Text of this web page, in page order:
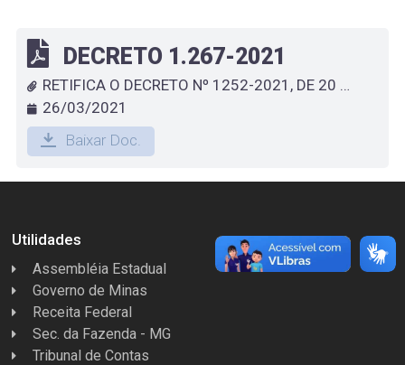
DECRETO 1.267-2021
RETIFICA O DECRETO Nº 1252-2021, DE 20 DE FEVERERIRO DE 2021
26/03/2021
Baixar Doc.
Utilidades
Assembléia Estadual
Governo de Minas
Receita Federal
Sec. da Fazenda - MG
Tribunal de Contas